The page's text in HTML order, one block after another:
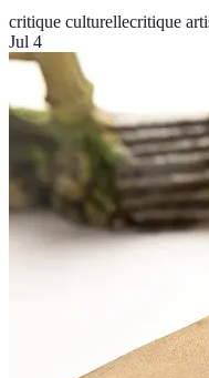
critique culturellecritique
Jul 4